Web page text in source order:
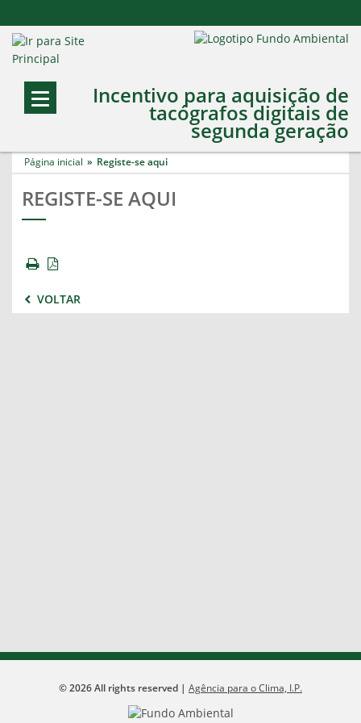
Incentivo para aquisição de
tacógrafos digitais de
segunda geração
Página inicial Registe-se aqui
REGISTE-SE AQUI
VOLTAR
© 2026 All rights reserved | Agência para o Clima, I.P.